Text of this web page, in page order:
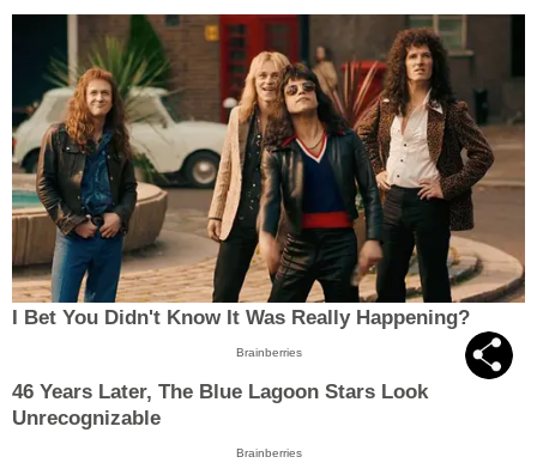
I Bet You Didn't Know It Was Really Happening?
Brainberries
46 Years Later, The Blue Lagoon Stars Look
Unrecognizable
Brainberries